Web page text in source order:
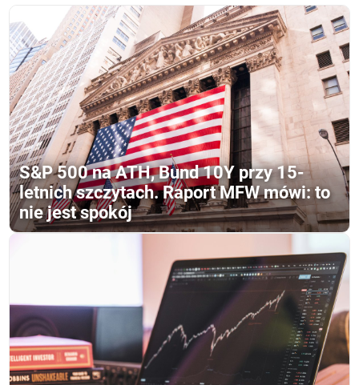
S&P 500 na ATH, Bund 10Y przy 15-
letnich szczytach. Raport MFW mówi: to
nie jest spokój